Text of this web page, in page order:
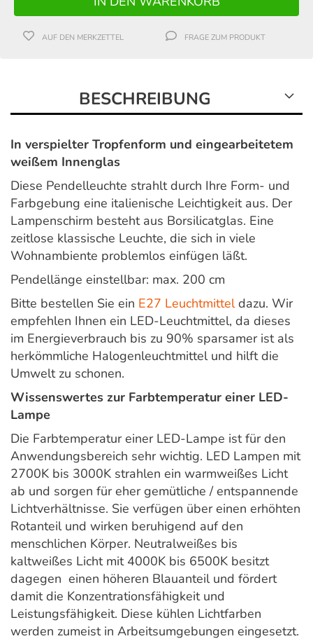
AUF DEN MERKZETTEL FRAGE ZUM PRODUKT
BESCHREIBUNG
In verspielter Tropfenform und eingearbeitetem
weißem Innenglas
Diese Pendelleuchte strahlt durch Ihre Form- und
Farbgebung eine italienische Leichtigkeit aus. Der
Lampenschirm besteht aus Borsilicatglas. Eine
zeitlose klassische Leuchte, die sich in viele
Wohnambiente problemlos einfügen läßt.
Pendellänge einstellbar: max. 200 cm
Bitte bestellen Sie ein E27 Leuchtmitteldazu. Wir
empfehlen Ihnen ein LED-Leuchtmittel, da dieses
im Energieverbrauch bis zu 90% sparsamer ist als
herkömmliche Halogenleuchtmittel und hilft die
Umwelt zu schonen.
Wissenswertes zur Farbtemperatur einer LED-
Lampe
Die Farbtemperatur einer LED-Lampe ist für den
Anwendungsbereich sehr wichtig. LED Lampen mit
2700K bis 3000K strahlen ein warmweißes Licht
ab und sorgen für eher gemütliche / entspannende
Lichtverhältnisse. Sie verfügen über einen erhöhten
Rotanteil und wirken beruhigend auf den
menschlichen Körper. Neutralweißes bis
kaltweißes Licht mit 4000K bis 6500K besitzt
dagegen einen höheren Blauanteil und fördert
damit die Konzentrationsfähigkeit und
Leistungsfähigkeit. Diese kühlen Lichtfarben
werden zumeist in Arbeitsumgebungen eingesetzt.